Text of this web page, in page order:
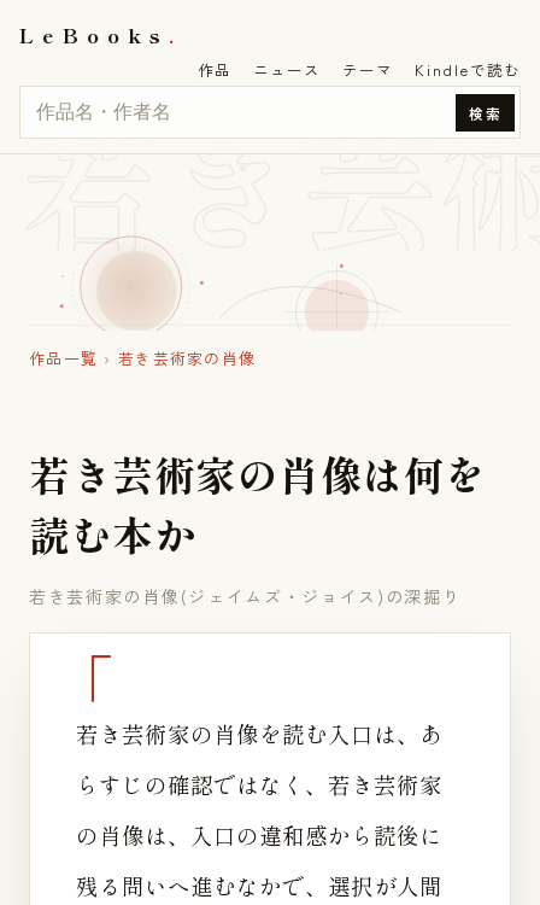
LeBooks
検索
作品 ニュース テーマ Kindleで読む
若き芸
作品一覧 › 若き芸術家の肖像
若 き芸術家の肖像は何を
読む本か
若き芸術家の肖像(ジェイムズ・ジョイス)の深掘り
若き芸術家の肖像を読む入口は、あ
らすじの確認ではなく、若き芸術家
の肖像は、入口の違和感から読後に
残る問いへ進むなかで、選択が人間